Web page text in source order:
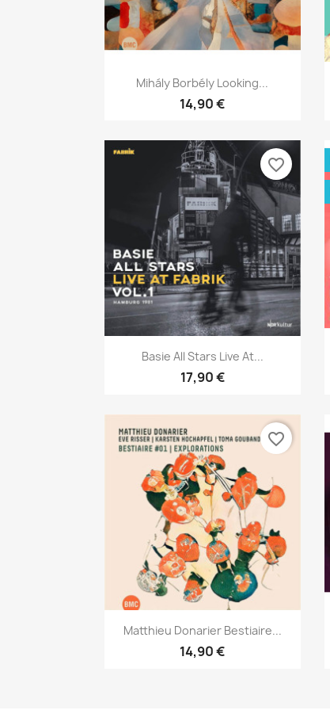
Aperçu rapide
Mihály Borbély Looking...
14,90 €
Aperçu rapide
Basie All Stars Live At...
17,90 €
favorite_border
Aperçu rapide
Matthieu Donarier Bestiaire...
14,90 €
favorite_border